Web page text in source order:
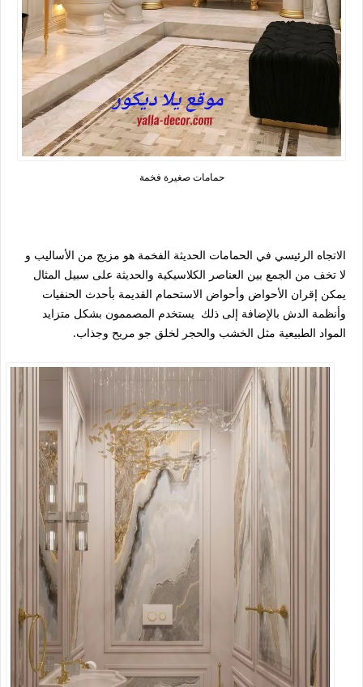
حمامات صغيرة فخمة
الاتجاه الرئيسي في الحمامات الحديثة الفخمة هو مزيج من الأساليب و
لا تخف من الجمع بين العناصر الكلاسيكية والحديثة على سبيل المثال
يمكن إقران الأحواض وأحواض الاستحمام القديمة بأحدث الحنفيات
وأنظمة الدش بالإضافة إلى ذلك يستخدم المصممون بشكل متزايد
المواد الطبيعية مثل الخشب والحجر لخلق جو مريح وجذاب.